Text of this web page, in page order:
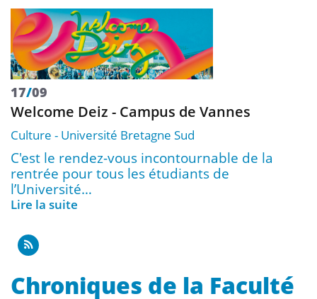
17/09
Welcome Deiz - Campus de Vannes
Culture Université Bretagne Sud
C'est le rendez-vous incontournable de la
rentrée pour tous les étudiants de
l’Université…
Lire la suite
Chroniques de la Faculté